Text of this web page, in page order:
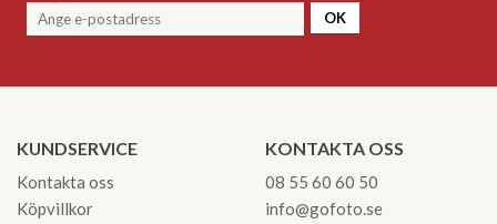
OK
KUNDSERVICE
Kontakta oss
Köpvillkor
KONTAKTA OSS
08 55 60 60 50
info@gofoto.se